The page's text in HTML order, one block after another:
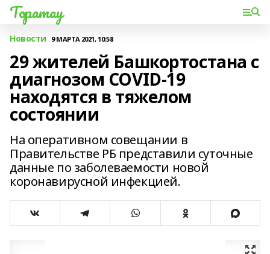
Торатау
Новости 9 МАРТА 2021, 10:58
29 жителей Башкортостана с
диагнозом COVID-19
находятся в тяжелом
состоянии
На оперативном совещании в
Правительстве РБ представили суточные
данные по заболеваемости новой
коронавирусной инфекцией.